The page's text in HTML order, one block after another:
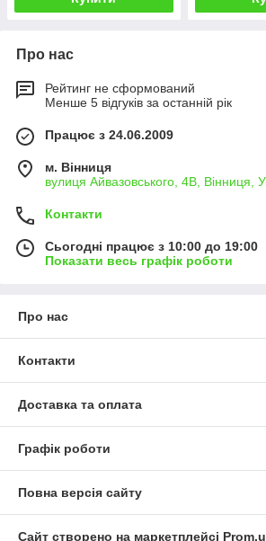
Про нас
Рейтинг не сформований
Менше 5 відгуків за останній рік
Працює з 24.06.2009
м. Вінниця
вулиця Айвазовського, 4В, Вінниця,
Контакти
Сьогодні працює з 10:00 до 19:00
Показати весь графік роботи
Про нас
Контакти
Доставка та оплата
Графік роботи
Повна версія сайту
Сайт створено на маркетплейсі